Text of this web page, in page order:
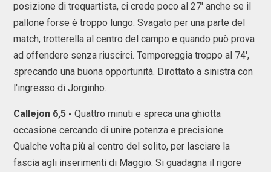
posizione di trequartista, ci crede poco al 27' anche se il
pallone forse è troppo lungo. Svagato per una parte del
match, trotterella al centro del campo e quando può prova
ad offendere senza riuscirci. Temporeggia troppo al 74',
sprecando una buona opportunità. Dirottato a sinistra con
l'ingresso di Jorginho.
Callejon 6,5 - Quattro minuti e spreca una ghiotta
occasione cercando di unire potenza e precisione.
Qualche volta più al centro del solito, per lasciare la
fascia agli inserimenti di Maggio. Si guadagna il rigore